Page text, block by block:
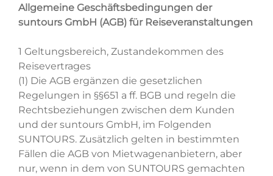
Allgemeine Geschäftsbedingungen der
suntours GmbH (AGB) für Reiseveranstaltungen
1 Geltungsbereich, Zustandekommen des
Reisevertrages
(1) Die AGB ergänzen die gesetzlichen
Regelungen in §§651 a ff. BGB und regeln die
Rechtsbeziehungen zwischen dem Kunden
und der suntours GmbH, im Folgenden
SUNTOURS. Zusätzlich gelten in bestimmten
Fällen die AGB von Mietwagenanbietern, aber
nur, wenn in dem von SUNTOURS gemachten